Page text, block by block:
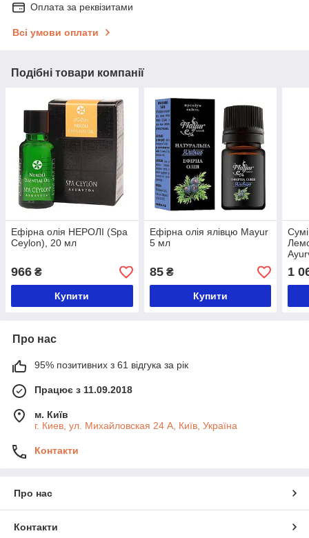
Оплата за реквізитами
Всі умови оплати
Подібні товари компанії
Ефірна олія НЕРОЛІ (Spa
Ceylon), 20 мл
966 ₴
Купити
Ефірна олія ялівцю Mayur
5 мл
85₴
Купити
1
Про нас
95% позитивних з 61 відгука за рік
Працює з 11.09.2018
м. Київ
г. Киев, ул. Михайловская 24 А, Київ, Україна
Контакти
Про нас
Контакти